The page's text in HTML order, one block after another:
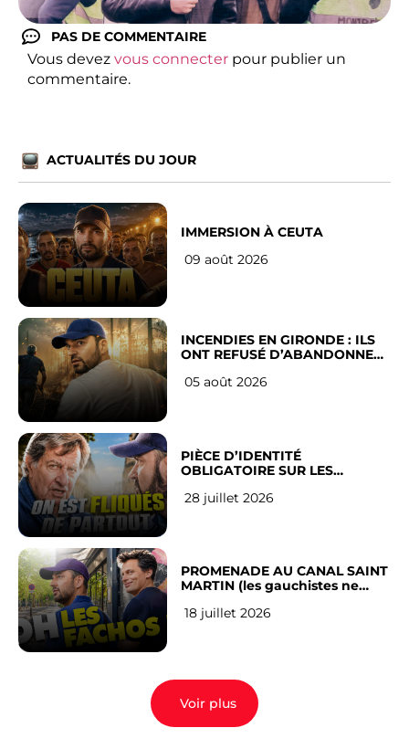
PAS DE COMMENTAIRE
Vous devez vous connecter pour publier un
commentaire.
ACTUALITÉS DU JOUR
IMMERSION À CEUTA
09 août 2026
INCENDIES EN GIRONDE : ILS
ONT REFUSÉ D’ABANDONNER
05 août 2026
PIÈCE D’IDENTITÉ
OBLIGATOIRE SUR LES
Français
28 juillet 2026
PROMENADE AU CANAL SAINT
MARTIN (les gauchistes ne
18 juillet 2026
Voir plus